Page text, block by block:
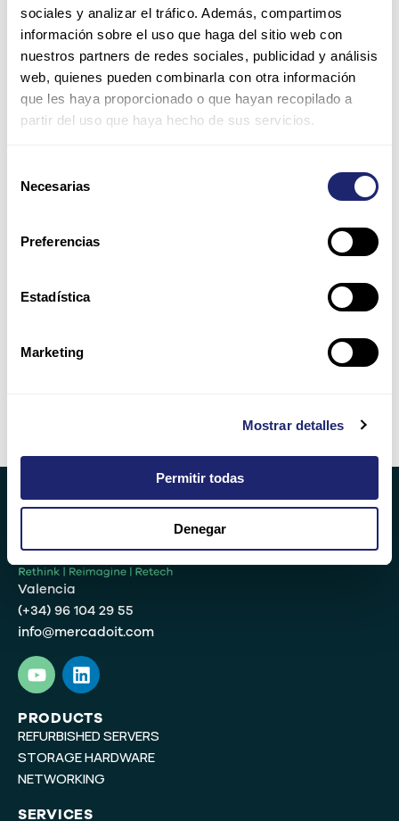
sociales y analizar el tráfico. Además, compartimos
información sobre el uso que haga del sitio web con
nuestros partners de redes sociales, publicidad y análisis
web, quienes pueden combinarla con otra información
que les haya proporcionado o que hayan recopilado a
partir del uso que haya hecho de sus servicios.
Necesarias
Preferencias
Estadística
Marketing
Mostrar detalles
Permitir todas
Denegar
Name*
Email*
Save my name, email, and website in this browser for
Please enter an answer in digits:
2 + eighteen =
Valencia
(+34) 96 104 29 55
info@mercadoit.com
Y
o
u
t
u
b
e
L
i
n
k
e
d
i
PRODUCTS
REFURBISHED SERVERS
STORAGE HARDWARE
NETWORKING
SERVICES